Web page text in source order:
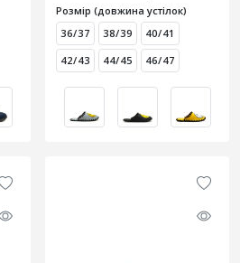
Розмір (довжина устілок)
36/37
38/39
40/41
42/43
44/45 46/47